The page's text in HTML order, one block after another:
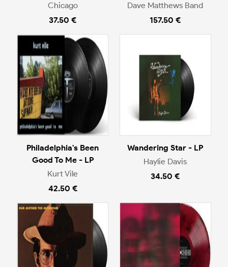
Chicago
37.50 €
Dave Matthews Band
157.50 €
Philadelphia's Been
Good To Me - LP
Kurt Vile
42.50 €
Wandering Star - LP
Haylie Davis
34.50 €